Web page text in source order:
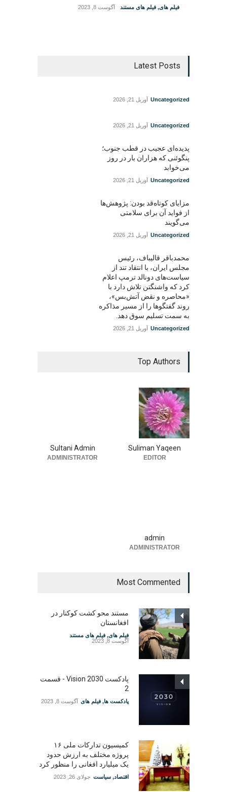
فیلم های, فیلم های مستند آگوست 8, 2023
Latest Posts
Uncategorized آوریل 21, 2026
Uncategorized آوریل 21, 2026
پدیده‌ای عجیب در قطب جنوب؛
پنگوئنی که هزاران بار در روز
می‌خوابد
Uncategorized آوریل 21, 2026
مزایای کوتاه‌قد بودن: پژوهش‌ها
از فواید آن برای سلامتی
می‌گویند
Uncategorized آوریل 21, 2026
محمدباقر قالیباف، رئیس
مجلس ایران، با انتقاد تند از
سیاست‌های دونالد ترمپ اعلام
کرد که واشنگتن تلاش دارد با
«محاصره و نقض آتش‌بس»،
روند گفتگوها را از مسیر مذاکره
به سمت تسلیم سوق دهد.
Uncategorized آوریل 21, 2026
Top Authors
Suliman Yaqeen
EDITOR
Sultani Admin
ADMINISTRATOR
admin
ADMINISTRATOR
Most Commented
مستند محو کشت کوکنار در
افغانستان
فیلم های, فیلم های مستند
آگوست 8, 2023
پادکست Vision 2030 - قسمت
2
پادکست ها, فیلم های آگوست 8, 2023
کمیسیون تدارکات ملی ۱۶
پروژه مختلف به ارزش حدود
یک میلیارد افغانی را منظور کرد
اقتصاد, سیاست جولای 26, 2023